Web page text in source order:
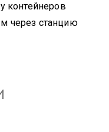
контейнеров
через станцию